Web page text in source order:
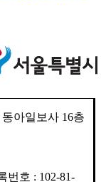
아일보사 16층
번호 : 102-81-